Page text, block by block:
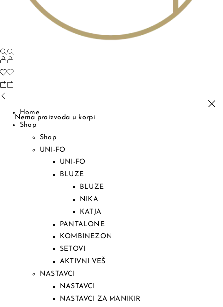
Nema proizvoda u korpi
Home
Shop
Shop
UNI-FO
UNI-FO
BLUZE
BLUZE
NIKA
KATJA
PANTALONE
KOMBINEZON
SETOVI
AKTIVNI VEŠ
NASTAVCI
NASTAVCI
NASTAVCI ZA MANIKIR